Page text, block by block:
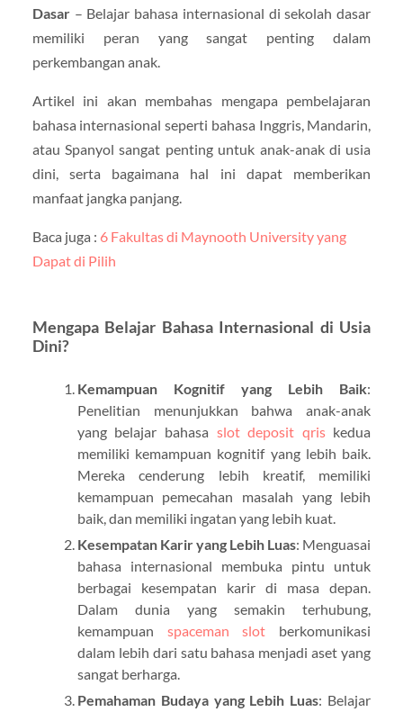
Dasar– Belajar bahasa internasional di sekolah dasar
memiliki peran yang sangat penting dalam
perkembangan anak.
Artikel ini akan membahas mengapa pembelajaran
bahasa internasional seperti bahasa Inggris, Mandarin,
atau Spanyol sangat penting untuk anak-anak di usia
dini, serta bagaimana hal ini dapat memberikan
manfaat jangka panjang.
Baca juga : 6 Fakultas di Maynooth University yang
Dapat di Pilih
Mengapa Belajar Bahasa Internasional di Usia
Dini?
Kemampuan Kognitif yang Lebih Baik:
Penelitian menunjukkan bahwa anak-anak
yang belajar bahasa slot deposit qriskedua
memiliki kemampuan kognitif yang lebih baik.
Mereka cenderung lebih kreatif, memiliki
kemampuan pemecahan masalah yang lebih
baik, dan memiliki ingatan yang lebih kuat.
Kesempatan Karir yang Lebih Luas: Menguasai
bahasa internasional membuka pintu untuk
berbagai kesempatan karir di masa depan.
Dalam dunia yang semakin terhubung,
kemampuan spaceman slot berkomunikasi
dalam lebih dari satu bahasa menjadi aset yang
sangat berharga.
Pemahaman Budaya yang Lebih Luas: Belajar